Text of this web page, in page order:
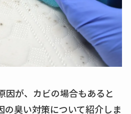
因が、カビの場合もあると
の臭い対策について紹介しま